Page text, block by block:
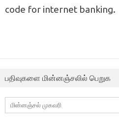
code for internet banking.
பதிவுகளை மின்னஞ்சலில் பெறுக
மின்னஞ்சல்
முகவரி